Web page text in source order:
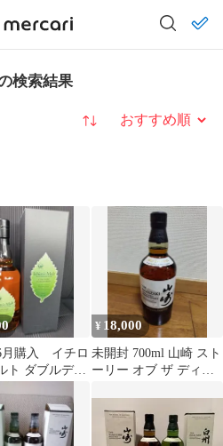
検索結果
並び替え
月購入 イチロ
ト ダブルディ
¥ 18,000
未開封 700ml 山崎 スト
ーリー オブ ザ ディス